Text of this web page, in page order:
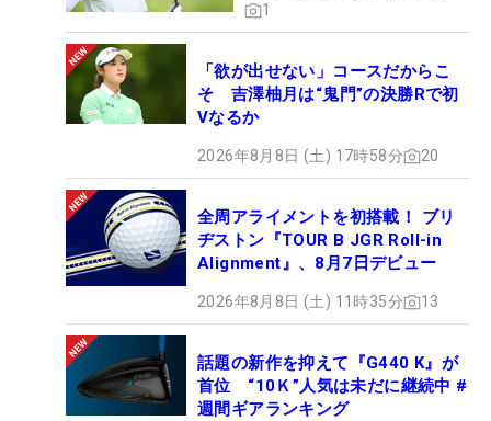
1
「欲が出せない」コースだからこ
そ 吉澤柚月は“鬼門”の決勝Rで初
Vなるか
2026年8月8日 (土) 17時58分 20
全周アライメントを初搭載！ ブリ
ヂストン『TOUR B JGR Roll-in
Alignment』、8月7日デビュー
2026年8月8日 (土) 11時35分 13
話題の新作を抑えて『G440 K』が
首位 “10Ｋ”人気は未だに継続中 #
週間ギアランキング